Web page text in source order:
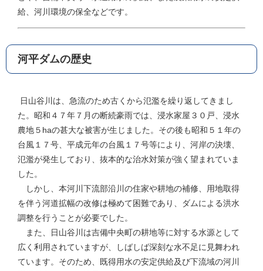
給、河川環境の保全などです。
河平ダムの歴史
日山谷川は、急流のため古くから氾濫を繰り返してきまし
た。昭和４７年７月の断続豪雨では、浸水家屋３０戸、浸水
農地５haの甚大な被害が生じました。その後も昭和５１年の
台風１７号、平成元年の台風１７号等により、河岸の決壊、
氾濫が発生しており、抜本的な治水対策が強く望まれていま
した。
しかし、本河川下流部沿川の住家や耕地の補修、用地取得
を伴う河道拡幅の改修は極めて困難であり、ダムによる洪水
調整を行うことが必要でした。
また、日山谷川は吉備中央町の耕地等に対する水源として
広く利用されていますが、しばしば深刻な水不足に見舞われ
ています。そのため、既得用水の安定供給及び下流域の河川